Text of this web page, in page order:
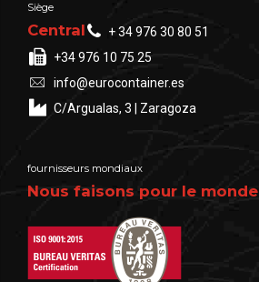
Siège
Central
+ 34 976 30 80 51
+34 976 10 75 25
info@eurocontainer.es
C/Argualas, 3 | Zaragoza
fournisseurs mondiaux
Nous faisons pour le monde